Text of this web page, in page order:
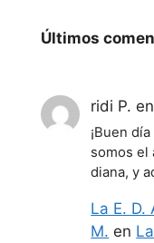
Últimos
ridi P. en
¡Buen
somos el
diana, y
La E. D.
M. en